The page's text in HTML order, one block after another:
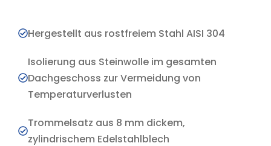
Hergestellt aus rostfreiem Stahl AISI 304
Isolierung aus Steinwolle im gesamten
Dachgeschoss zur Vermeidung von
Temperaturverlusten
Trommelsatz aus 8 mm dickem,
zylindrischem Edelstahlblech